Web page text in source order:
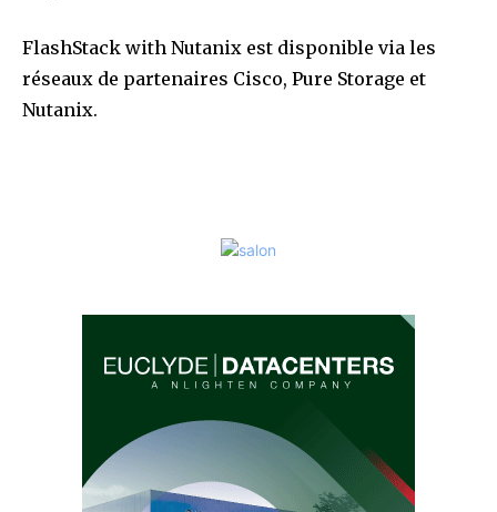
FlashStack with Nutanix est disponible via les
réseaux de partenaires Cisco, Pure Storage et
Nutanix.